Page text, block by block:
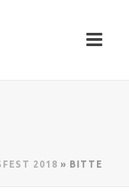
2018 » BITTE